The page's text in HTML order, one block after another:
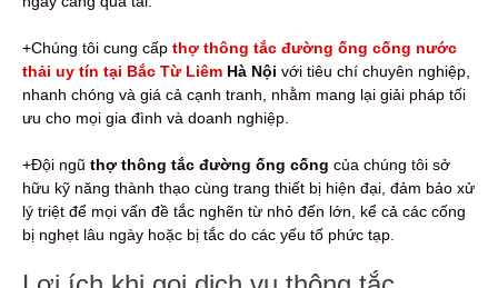
+Chúng tôi cung cấp thợ thông tắc đường ống cống nước
thải uy tín tại Bắc Từ Liêm Hà Nội với tiêu chí chuyên nghiệp,
nhanh chóng và giá cả cạnh tranh, nhằm mang lại giải pháp tối
ưu cho mọi gia đình và doanh nghiệp.
+Đội ngũ thợ thông tắc đường ống cống của chúng tôi sở
hữu kỹ năng thành thạo cùng trang thiết bị hiện đại, đảm bảo xử
lý triệt để mọi vấn đề tắc nghẽn từ nhỏ đến lớn, kể cả các cống
bị nghẹt lâu ngày hoặc bị tắc do các yếu tố phức tạp.